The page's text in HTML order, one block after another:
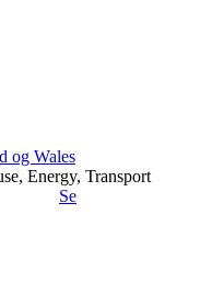
og Wales
Energy, Transport
Se